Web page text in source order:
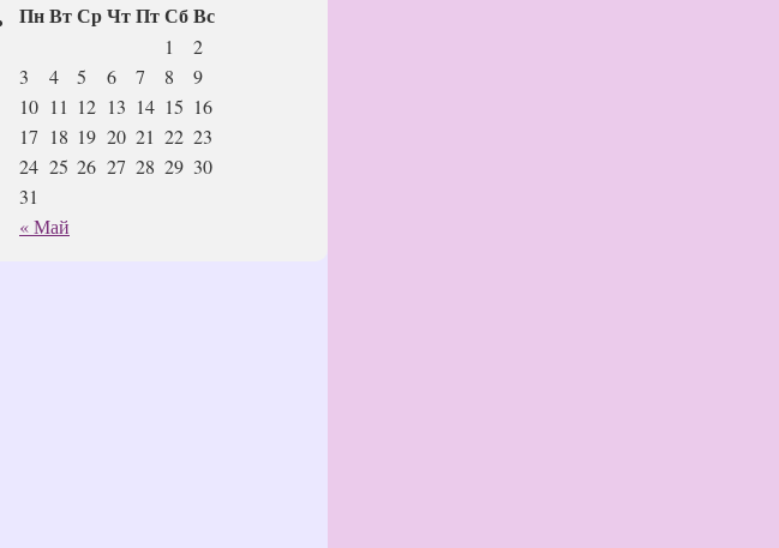
ПнВтСрЧтПтСбВс
« Май
1
2
3
4 5 6 7 8
9
10 11 12 13 14 15 16
17 18 19 20 21 22 23
24 25 26 27 28 29 30
31